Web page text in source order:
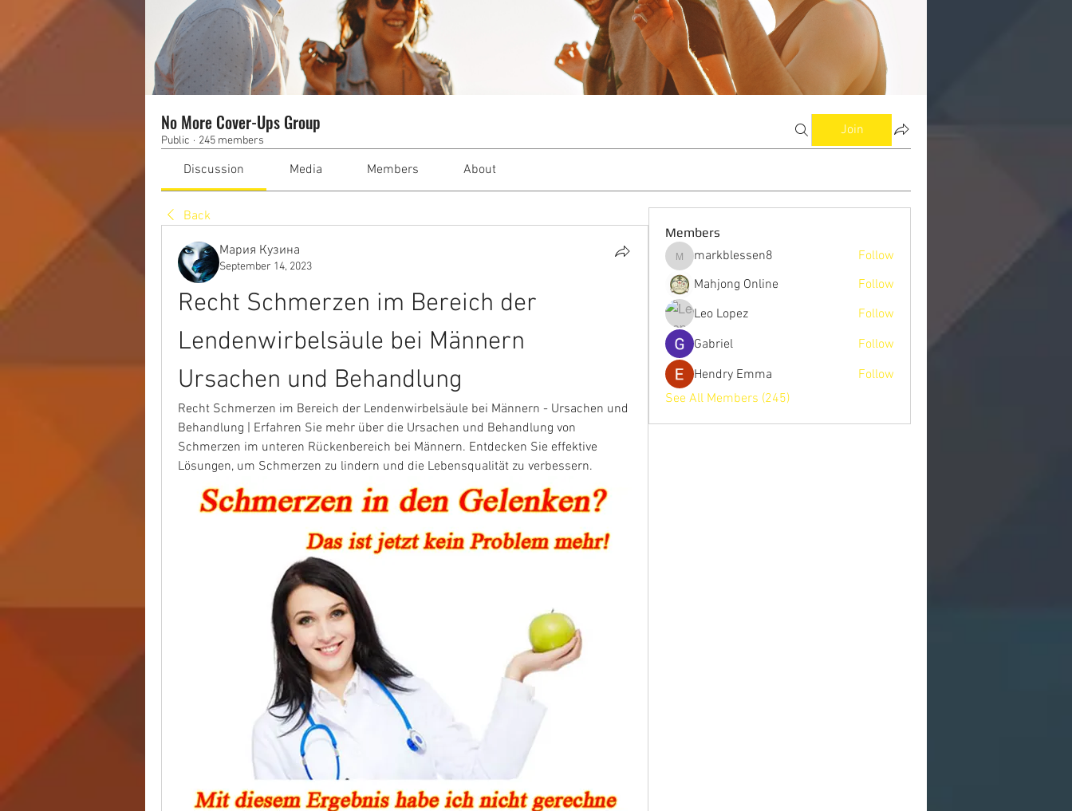
No More Cover-Ups Group
Public · 245 members
Join
Discussion Media Members About
Back
Мария Кузина
September 14, 2023
Recht Schmerzen im Bereich der
Lendenwirbelsäule bei Männern
Ursachen und Behandlung
Recht Schmerzen im Bereich der Lendenwirbelsäule bei Männern - Ursachen und
Behandlung | Erfahren Sie mehr über die Ursachen und Behandlung von
Schmerzen im unteren Rückenbereich bei Männern. Entdecken Sie effektive
Lösungen, um Schmerzen zu lindern und die Lebensqualität zu verbessern.
Members
markblessen8
markblessen8
Follow
Mahjong Online
Follow
Leo Lopez
Follow
Gabriel
Follow
Hendry Emma
Follow
See All Members (245)